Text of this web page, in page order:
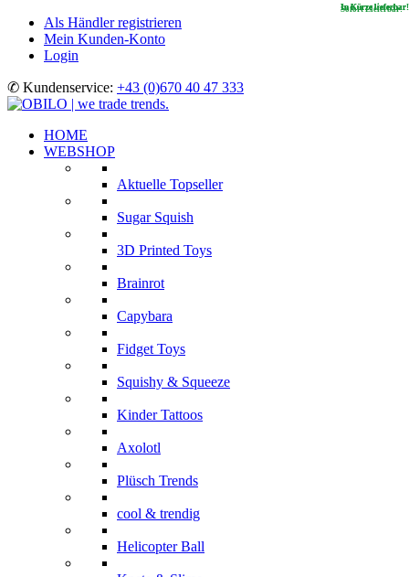
Als Händler registrieren
Mein Kunden-Konto
Login
✆ Kundenservice: +43 (0)670 40 47 333
HOME
WEBSHOP
Aktuelle Topseller
Sugar Squish
3D Printed Toys
Brainrot
Capybara
Fidget Toys
Squishy & Squeeze
Kinder Tattoos
Axolotl
Plüsch Trends
cool & trendig
Helicopter Ball
Sofort Lieferbar!
In Kürze lieferbar!
In Kürze lieferbar!
In Kürze lieferbar!